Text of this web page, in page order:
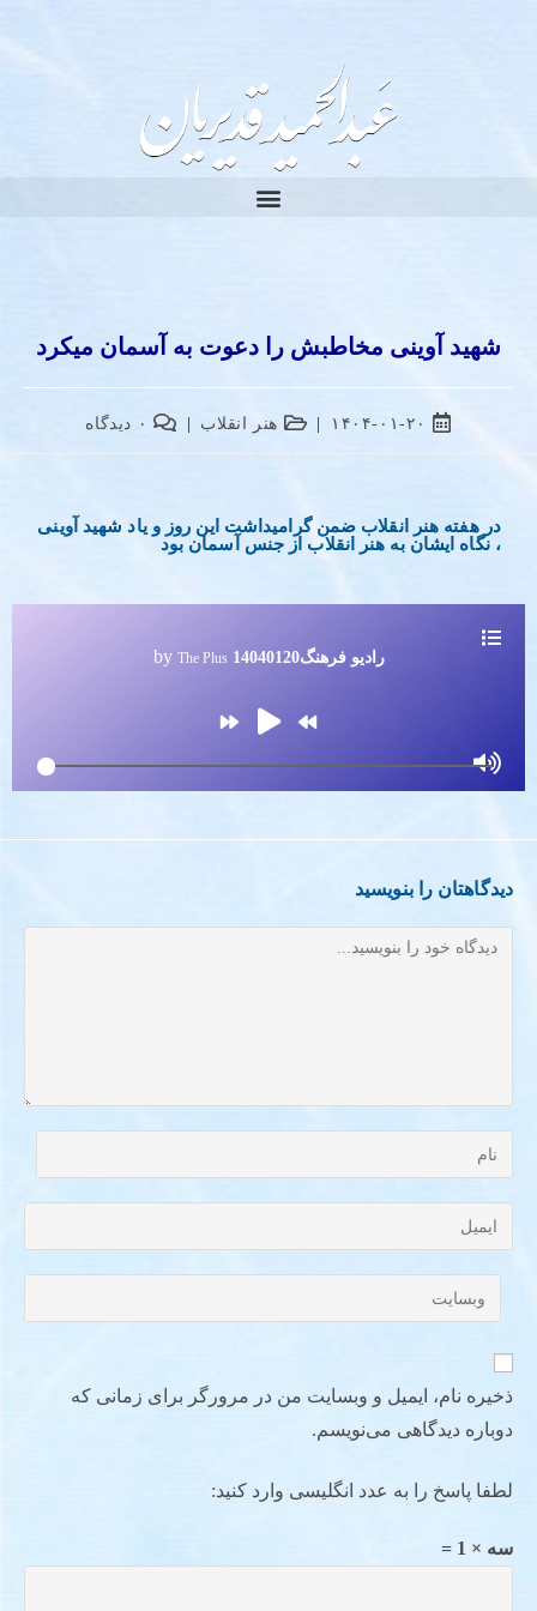
شهید آوینی مخاطبش را دعوت به آسمان میکرد
۱۴۰۴-۰۱-۲۰ هنر انقلاب ۰ دیدگاه
در هفته هنر انقلاب ضمن گرامیداشت این روز و یاد شهید آوینی
، نگاه ایشان به هنر انقلاب از جنس آسمان بود
رادیو فرهنگ14040120 by The Plus
دیدگاهتان را بنویسید
ذخیره نام، ایمیل و وبسایت من در مرورگر برای زمانی که
دوباره دیدگاهی می‌نویسم.
لطفا پاسخ را به عدد انگلیسی وارد کنید:
سه × 1 =